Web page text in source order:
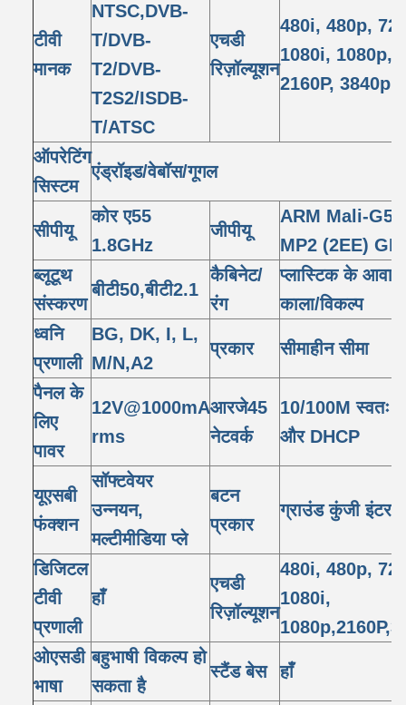
टीवी
मानक
NTSC,DVB-
T/DVB-
T2/DVB-
T2S2/ISDB-
T/ATSC
एचडी
रिज़ॉल्यूशन
480i, 480p,
1080i, 1080p,
2160P, 3840p
ऑपरेटिंग
सिस्टम
एंड्रॉइड/वेबॉस/गूगल
सीपीयू
कोर ए55
1.8GHz
जीपीयू
ARM Mali-G52
MP2 (2EE)
ब्लूटूथ
संस्करण
बीटी50,बीटी2.1
कैबिनेट/
रंग
प्लास्टिक के
काला/विकल्प
ध्वनि
प्रणाली
BG, DK, I, L,
M/N,A2
प्रकार सीमाहीन सीमा
पैनल के
लिए
पावर
12V@1000mA
rms
आरजे45
नेटवर्क
10/100M स्वतः
और DHCP
यूएसबी
फंक्शन
सॉफ्टवेयर
उन्नयन,
मल्टीमीडिया प्ले
बटन
प्रकार
ग्राउंड कुंजी
डिजिटल
टीवी
प्रणाली
हाँ
एचडी
रिज़ॉल्यूशन
480i, 480p,
1080i,
ओएसडी
भाषा
बहुभाषी विकल्प हो
सकता है
स्टैंड बेस हाँ